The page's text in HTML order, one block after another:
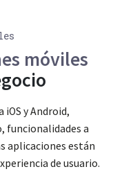
móviles
y Android,
funcionalidades a
aplicaciones están
de usuario.